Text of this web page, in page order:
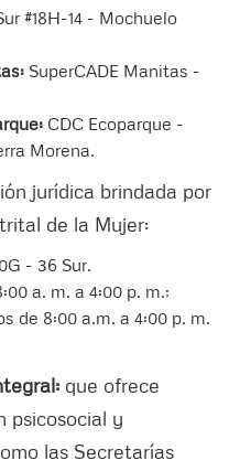
#18H-14 - Mochuelo
SuperCADE Manitas -
CDC Ecoparque -
Morena.
jurídica brindada por
de la Mujer:
- 36 Sur.
a. m. a 4:00 p. m.;
de 8:00 a.m. a 4:00 p. m.
que ofrece
psicosocial y
las Secretarías